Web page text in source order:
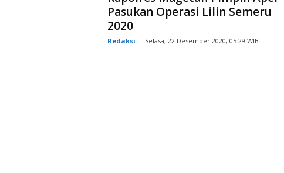
Pasukan Operasi Lilin Semeru
2020
Redaksi - Selasa, 22 Desember 2020, 05:29 WIB